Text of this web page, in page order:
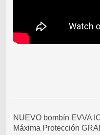
NUEVO bombín EVVA
Máxima Protección